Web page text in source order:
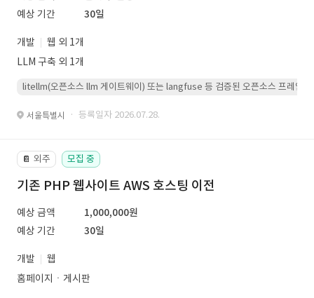
예상 기간
30일
개발
웹 외 1개
LLM 구축 외 1개
litellm(오픈소스 llm 게이트웨이) 또는 langfuse 등 검증된 오픈소스 프레임워
서울특별시 · 등록일자 2026.07.28.
📔 외주 모집 중
기존 PHP 웹사이트 AWS 호스팅 이전
예상 금액
1,000,000원
예상 기간
30일
개발
웹
홈페이지ㆍ게시판